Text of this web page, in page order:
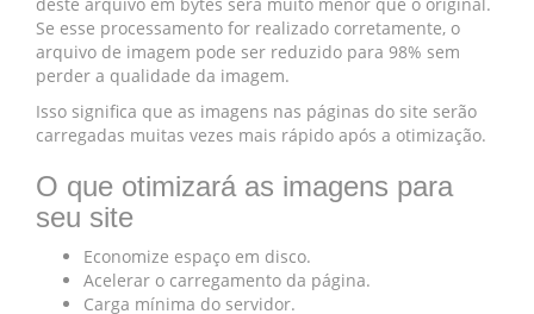
Se esse processamento for realizado corretamente, o
arquivo de imagem pode ser reduzido para 98% sem
perder a qualidade da imagem.
Isso significa que as imagens nas páginas do site serão
carregadas muitas vezes mais rápido após a otimização.
O que otimizará as imagens para
seu site
Economize espaço em disco.
Acelerar o carregamento da página.
Carga mínima do servidor.